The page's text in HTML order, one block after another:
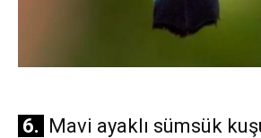
6. Mavi ayaklı sümsük